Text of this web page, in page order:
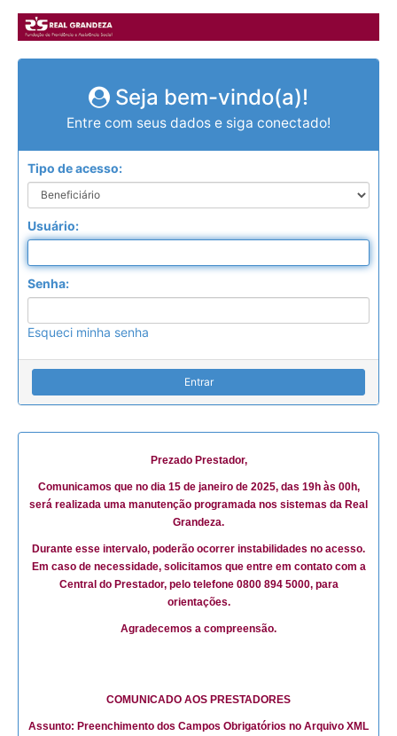
Seja bem-vindo(a)!
Entre com seus dados e siga conectado!
Tipo de acesso:
Usuário:
Senha:
Esqueci minha senha
Entrar
IMPORTANTE
Adiada a utilização do token de saúde
Prezados(as) prestadores(as),
atendimentos aos beneficiários do plano FRG – Assistência à
Para esclarecer dúvidas, entre em contato com a Central do
A Real Grandeza agradece pela compreensão.
Prezado Prestador,
Comunicamos que no dia 15 de janeiro de 2025, das 19h às 00h,
será realizada uma manutenção programada nos sistemas da Real
Grandeza.
Durante esse intervalo, poderão ocorrer instabilidades no acesso.
Em caso de necessidade, solicitamos que entre em contato com a
Central do Prestador, pelo telefone 0800 894 5000, para
orientações.
Agradecemos a compreensão.
COMUNICADO AOS PRESTADORES
Assunto: Preenchimento dos Campos Obrigatórios no Arquivo XML